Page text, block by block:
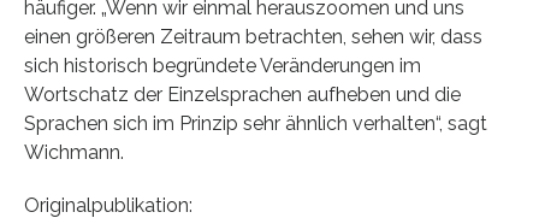
häufiger. „Wenn wir einmal herauszoomen und uns
einen größeren Zeitraum betrachten, sehen wir, dass
sich historisch begründete Veränderungen im
Wortschatz der Einzelsprachen aufheben und die
Sprachen sich im Prinzip sehr ähnlich verhalten“, sagt
Wichmann.
Originalpublikation: